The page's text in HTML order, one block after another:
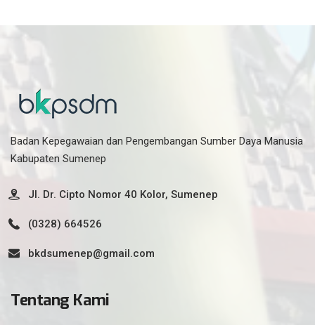
Badan Kepegawaian dan Pengembangan Sumber Daya Manusia
Kabupaten Sumenep
Jl. Dr. Cipto Nomor 40 Kolor, Sumenep
(0328) 664526
bkdsumenep@gmail.com
Tentang Kami